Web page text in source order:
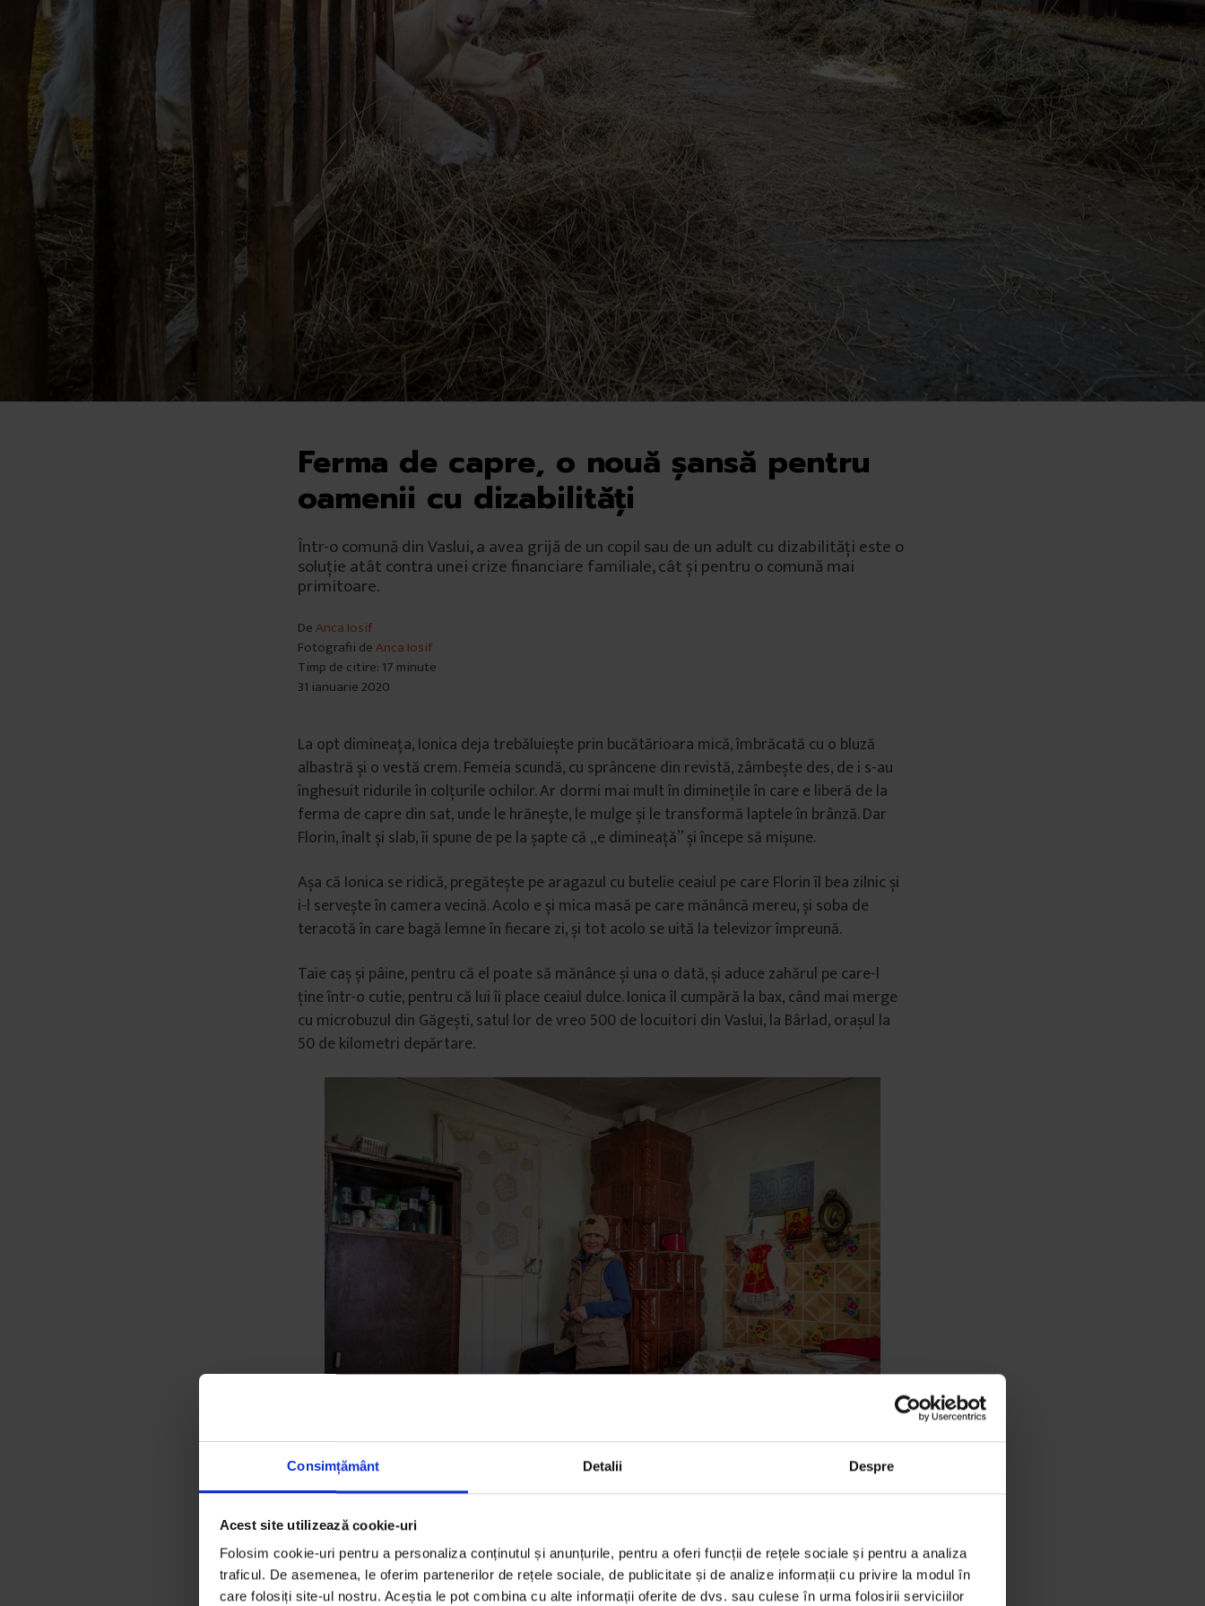
Consimțământ Detalii Despre
Acest site utilizează cookie-uri
Folosim cookie-uri pentru a personaliza conținutul și anunțurile, pentru a oferi funcții de rețele sociale și pentru a analiza
traficul. De asemenea, le oferim partenerilor de rețele sociale, de publicitate și de analize informații cu privire la modul în
care folosiți site-ul nostru. Aceștia le pot combina cu alte informații oferite de dvs. sau culese în urma folosirii serviciilor
Ferma de capre, o nouă șansă pentru
oamenii cu dizabilități
Într-o comună din Vaslui, a avea grijă de un copil sau de un adult cu dizabilități este o
soluție atât contra unei crize financiare familiale, cât și pentru o comună mai
primitoare.
DeAnca Iosif
Fotografii deAnca Iosif
Timp de citire: 17 minute
31 ianuarie 2020
La opt dimineața, Ionica deja trebăluiește prin bucătărioara mică, îmbrăcată cu o bluză
albastră și o vestă crem. Femeia scundă, cu sprâncene din revistă, zâmbește des, de i s-au
înghesuit ridurile în colțurile ochilor. Ar dormi mai mult în diminețile în care e liberă de la
ferma de capre din sat, unde le hrănește, le mulge și le transformă laptele în brânză. Dar
Florin, înalt și slab, îi spune de pe la șapte că „e dimineață” și începe să mișune.
Așa că Ionica se ridică, pregătește pe aragazul cu butelie ceaiul pe care Florin îl bea zilnic și
i-l servește în camera vecină. Acolo e și mica masă pe care mănâncă mereu, și soba de
teracotă în care bagă lemne în fiecare zi, și tot acolo se uită la televizor împreună.
Taie caș și pâine, pentru că el poate să mănânce și una o dată, și aduce zahărul pe care-l
ține într-o cutie, pentru că lui îi place ceaiul dulce. Ionica îl cumpără la bax, când mai merge
cu microbuzul din Găgești, satul lor de vreo 500 de locuitori din Vaslui, la Bârlad, orașul la
50 de kilometri depărtare.
Ionica, una dintre persoanele care are grijă de Ferma Bettine și unul dintre asistenții
În timp ce Ionica mai umblă la oale pe aragaz, Florin strigă din cameră.